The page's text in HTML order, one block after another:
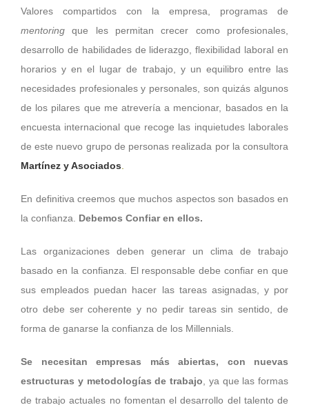
Valores compartidos con la empresa, programas de
mentoring que les permitan crecer como profesionales,
desarrollo de habilidades de liderazgo, flexibilidad laboral en
horarios y en el lugar de trabajo, y un equilibro entre las
necesidades profesionales y personales, son quizás algunos
de los pilares que me atrevería a mencionar, basados en la
encuesta internacional que recoge las inquietudes laborales
de este nuevo grupo de personas realizada por la consultora
Martínez y Asociados
En definitiva creemos que muchos aspectos son basados en
la confianza. Debemos Confiar en ellos.
Las organizaciones deben generar un clima de trabajo
basado en la confianza. El responsable debe confiar en que
sus empleados puedan hacer las tareas asignadas, y por
otro debe ser coherente y no pedir tareas sin sentido, de
forma de ganarse la confianza de los Millennials.
Se necesitan empresas más abiertas, con nuevas
estructuras y metodologías de trabajo , ya que las formas
de trabajo actuales no fomentan el desarrollo del talento de